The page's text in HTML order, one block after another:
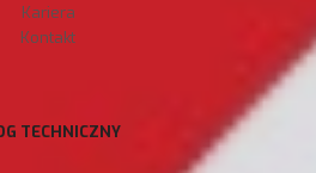
Kariera
Kontakt
TECHNICZNY